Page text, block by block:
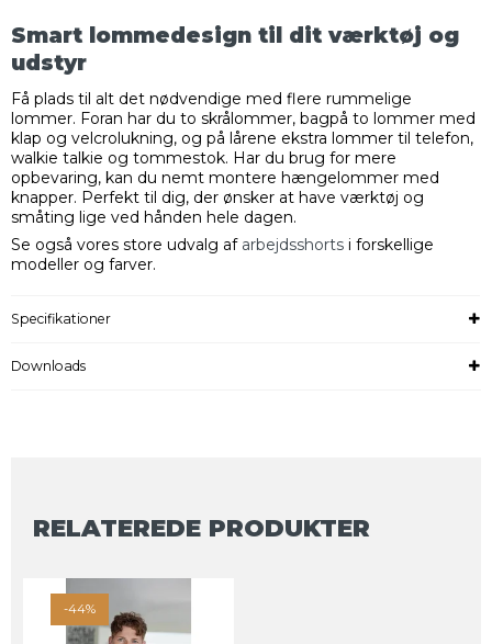
Smart lommedesign til dit værktøj og
udstyr
Få plads til alt det nødvendige med flere rummelige
lommer. Foran har du to skrålommer, bagpå to lommer med
klap og velcrolukning, og på lårene ekstra lommer til telefon,
walkie talkie og tommestok. Har du brug for mere
opbevaring, kan du nemt montere hængelommer med
knapper. Perfekt til dig, der ønsker at have værktøj og
småting lige ved hånden hele dagen.
Se også vores store udvalg af arbejdsshorts i forskellige
modeller og farver.
Specifikationer
Downloads
RELATEREDE PRODUKTER
-44%